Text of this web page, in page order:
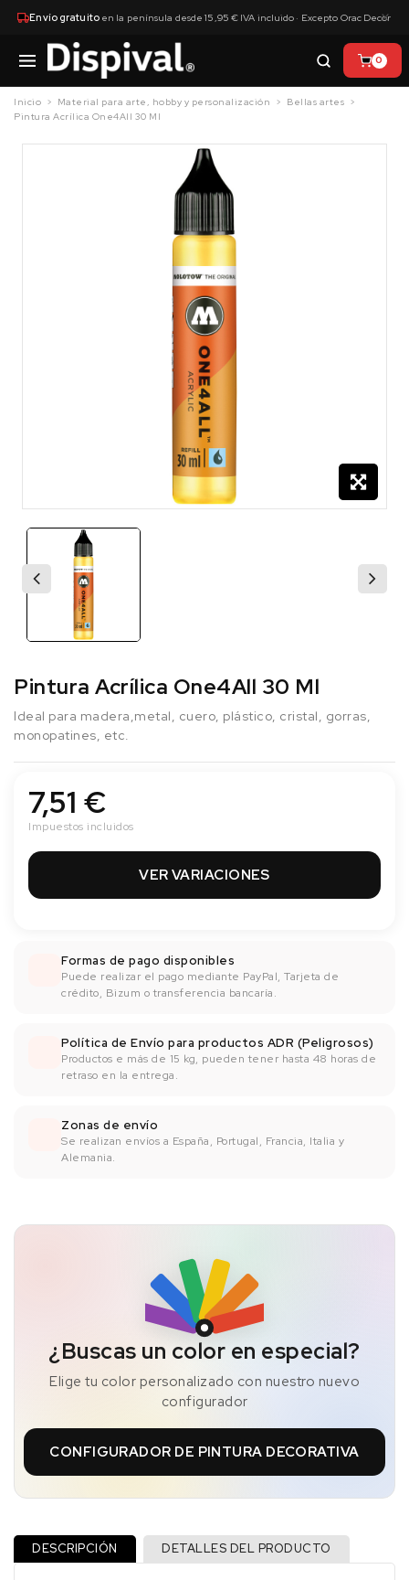
Envío gratuitoen la península desde 15,95 € IVA incluido · Excepto Orac Decor
×
0
Inicio Material para arte, hobby y personalización
Bellas artes
Pintura Acrílica One4All 30 Ml
Pintura Acrílica One4All 30 Ml
Ideal para madera,metal, cuero, plástico, cristal, gorras,
monopatines, etc.
7,51 €
Impuestos incluidos
VER VARIACIONES
Formas de pago disponibles
Puede realizar el pago mediante PayPal, Tarjeta de
crédito, Bizum o transferencia bancaría.
Política de Envío para productos ADR (Peligrosos)
Productos e más de 15 kg, pueden tener hasta 48 horas de
retraso en la entrega.
Zonas de envío
Se realizan envíos a España, Portugal, Francia, Italia y
Alemania.
¿Buscas un color en especial?
Elige tu color personalizado con nuestro nuevo
configurador
CONFIGURADOR DE PINTURA DECORATIVA
DESCRIPCIÓN DETALLES DEL PRODUCTO